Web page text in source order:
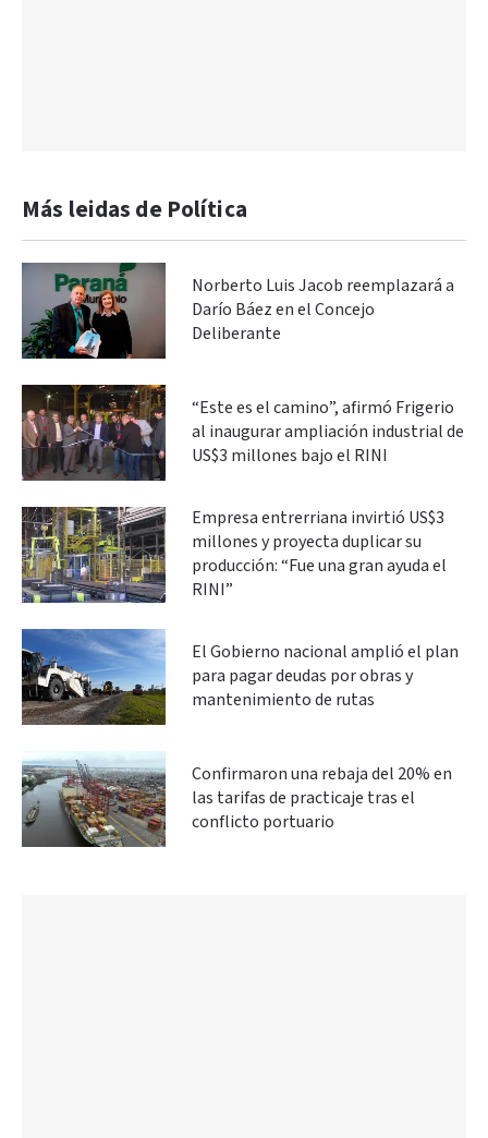
Más leidas de Política
Norberto Luis Jacob reemplazará a
Darío Báez en el Concejo
Deliberante
“Este es el camino”, afirmó Frigerio
al inaugurar ampliación industrial de
US$3 millones bajo el RINI
Empresa entrerriana invirtió US$3
millones y proyecta duplicar su
producción: “Fue una gran ayuda el
RINI”
El Gobierno nacional amplió el plan
para pagar deudas por obras y
mantenimiento de rutas
Confirmaron una rebaja del 20% en
las tarifas de practicaje tras el
conflicto portuario